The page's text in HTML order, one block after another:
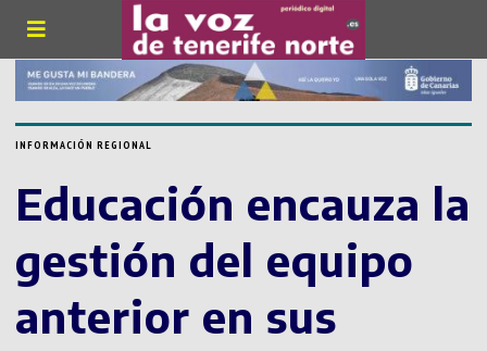
INFORMACIÓN REGIONAL
Educación encauza la
gestión del equipo
anterior en sus